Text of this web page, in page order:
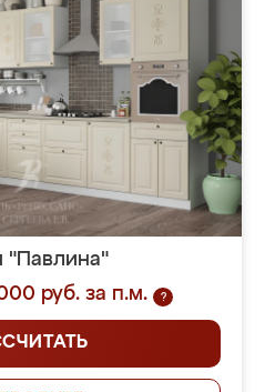
"Павлина"
руб. за п.м.
?